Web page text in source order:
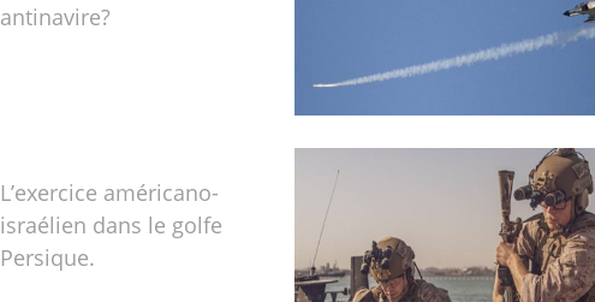
antinavire?
L’exercice américano-
israélien dans le golfe
Persique.